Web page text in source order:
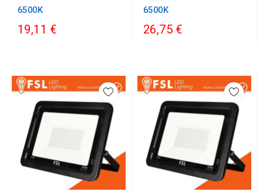
6500K
19,11 €
6500K
26,75 €